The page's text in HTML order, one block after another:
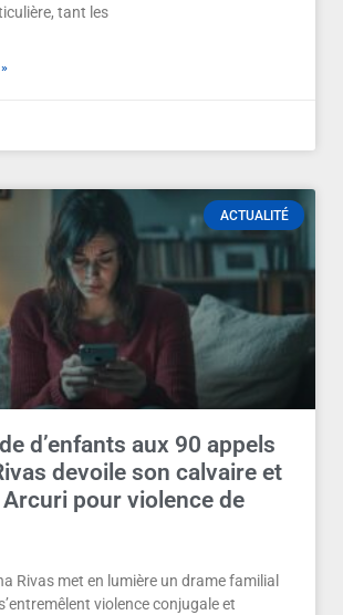
tant les
ACTUALITÉ
d’enfants aux 90 appels
devoile son calvaire et
pour violence de
Rivas met en lumière un drame familial
violence conjugale et